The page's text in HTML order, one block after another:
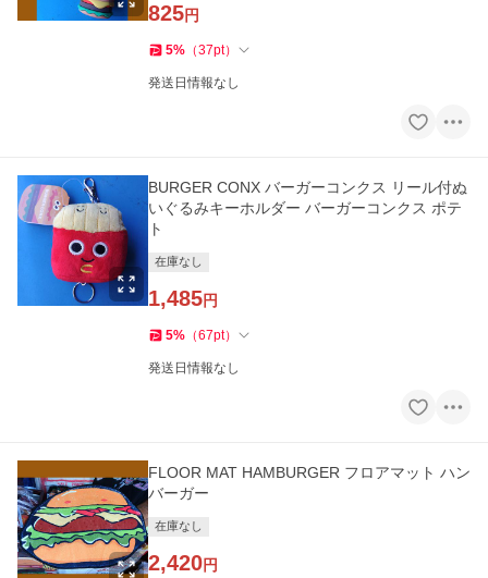
825円
5% （37pt）
発送日情報なし
BURGER CONX バーガーコンクス リール付ぬ
いぐるみキーホルダー バーガーコンクス ポテ
ト
在庫なし
1,485円
5% （67pt）
発送日情報なし
FLOOR MAT HAMBURGER フロアマット ハン
バーガー
在庫なし
2,420円